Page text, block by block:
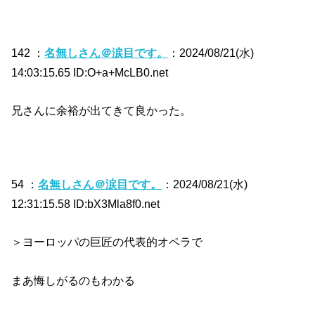
142 ：名無しさん＠涙目です。
：2024/08/21(水)
14:03:15.65 ID:O+a+McLB0.net
兄さんに余裕が出てきて良かった。
54 ：名無しさん＠涙目です。
：2024/08/21(水)
12:31:15.58 ID:bX3Mla8f0.net
＞ヨーロッパの巨匠の代表的オペラで
まあ悔しがるのもわかる